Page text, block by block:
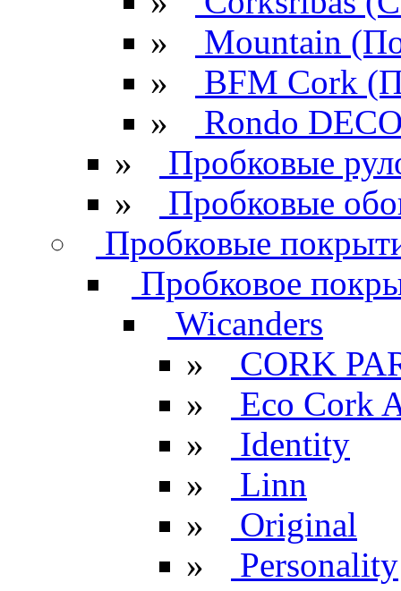
»
Mountain
»
BFM Cork
»
Rondo
»
Пробковые
»
Пробковые
Пробковые
Пробковое
Wicanders
»
CORK
»
Eco Cork
»
Identity
»
Linn
»
Original
»
Personality